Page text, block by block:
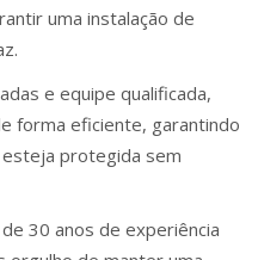
uma instalação de
e equipe qualificada,
forma eficiente, garantindo
protegida sem
30 anos de experiência